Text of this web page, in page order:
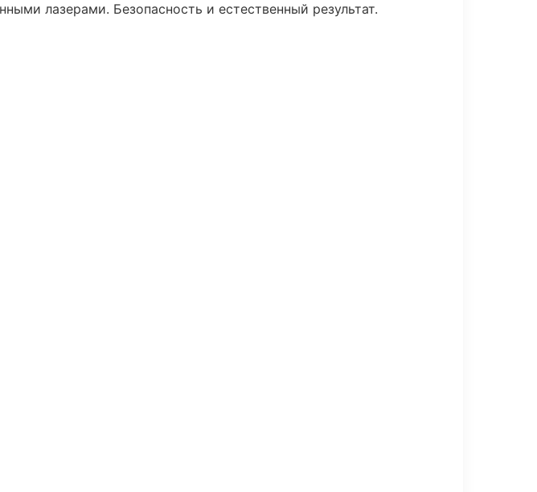
лазерами. Безопасность и естественный результат.